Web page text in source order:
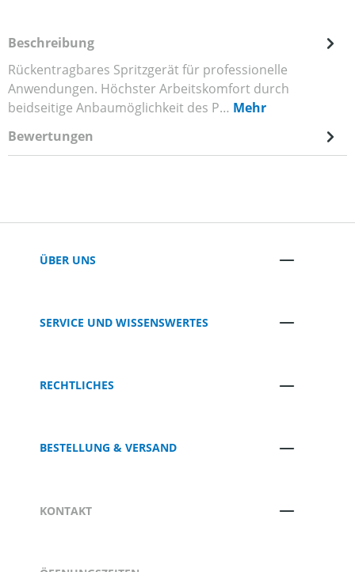
Beschreibung
Rückentragbares Spritzgerät für professionelle
Anwendungen. Höchster Arbeitskomfort durch
beidseitige Anbaumöglichkeit des P… Mehr
Bewertungen
ÜBER UNS
SERVICE UND WISSENSWERTES
RECHTLICHES
BESTELLUNG & VERSAND
KONTAKT